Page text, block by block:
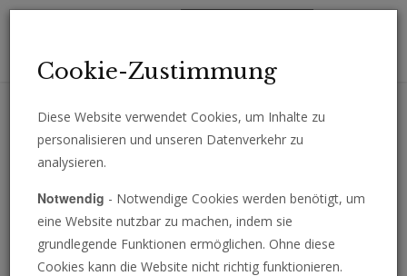
Erhalten Sie wichtige Analysen, Kommentare und Nachrichten
Cookie-Zustimmung
Diese Website verwendet Cookies, um Inhalte zu
personalisieren und unseren Datenverkehr zu
analysieren.
Notwendig - Notwendige Cookies werden benötigt, um
eine Website nutzbar zu machen, indem sie
grundlegende Funktionen ermöglichen. Ohne diese
Cookies kann die Website nicht richtig funktionieren.